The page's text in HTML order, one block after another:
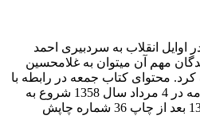
اوایل انقلاب به سردبیری احمد
مهم آن میتوان به غلامحسین
محتوای کتاب جمعه در رابطه با
هنر و سیاست بود. این هفته نامه در 4 مرداد سال 1358 شروع به
کار کرد و در 1 خرداد سال 1359 بعد از چاپ 36 شماره چاپش